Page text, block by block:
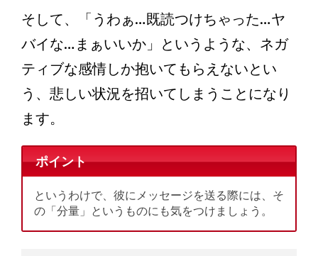
そして、「うわぁ…既読つけちゃった…ヤ
バイな…まぁいいか」というような、ネガ
ティブな感情しか抱いてもらえないとい
う、悲しい状況を招いてしまうことになり
ます。
ポイント
というわけで、彼にメッセージを送る際には、そ
の「分量」というものにも気をつけましょう。